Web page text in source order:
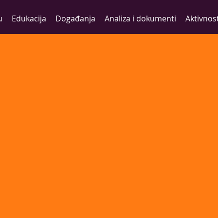
Edukacija Događanja Analiza i dokumenti